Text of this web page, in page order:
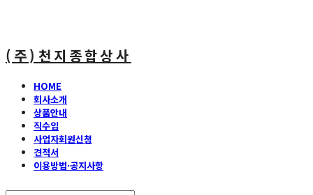
(주)천지종합상사
HOME
회사소개
상품안내
직수입
사업자회원신청
견적서
이용방법·공지사항